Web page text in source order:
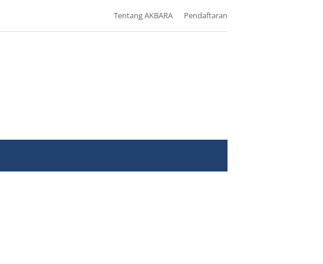
Tentang AKBARA Pendaftaran